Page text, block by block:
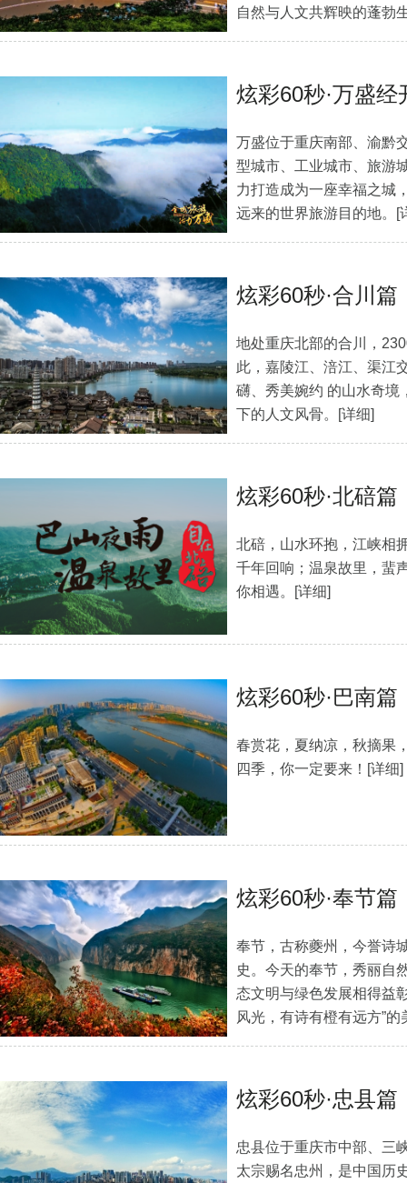
自然与人文共辉映的蓬勃
炫彩60秒·万盛经
万盛位于重庆南部、渝黔
型城市、工业城市、旅游
力打造成为一座幸福之城
远来的世界旅游目的地。
[
炫彩60秒·合川篇
地处重庆北部的合川，
此，嘉陵江、涪江、渠江
礴、秀美婉约 的山水奇境
下的人文风骨。
[详细]
炫彩60秒·北碚篇
北碚，山水环抱，江峡相
千年回响；温泉故里，蜚
你相遇。
[详细]
炫彩60秒·巴南篇
春赏花，夏纳凉，秋摘果
四季，你一定要来！ [详细]
炫彩60秒·奉节篇
奉节，古称夔州，今誉诗
史。今天的奉节，秀丽自
态文明与绿色发展相得益
风光，有诗有橙有远方”的
炫彩60秒·忠县篇
忠县位于重庆市中部、三
太宗赐名忠州，是中国历